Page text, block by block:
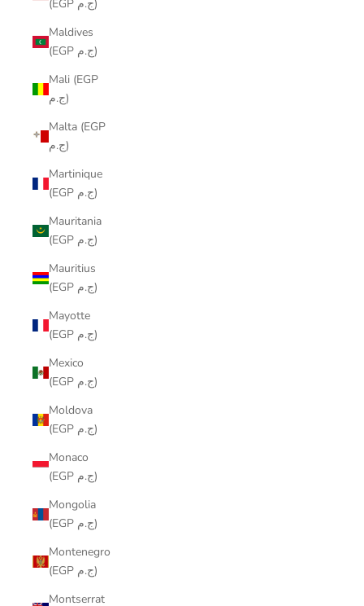
(EGP ج.م)
Maldives
(EGP ج.م)
Mali (EGP
ج.م)
Malta (EGP
ج.م)
Martinique
(EGP ج.م)
Mauritania
(EGP ج.م)
Mauritius
(EGP ج.م)
Mayotte
(EGP ج.م)
Mexico
(EGP ج.م)
Moldova
(EGP ج.م)
Monaco
(EGP ج.م)
Mongolia
(EGP ج.م)
Montenegro
(EGP ج.م)
Montserrat